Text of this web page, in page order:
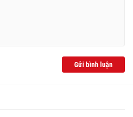
Gửi bình luận